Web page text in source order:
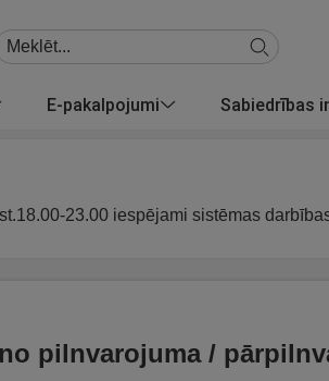
E-pakalpojumi Sabiedrības
23.00 iespējami sistēmas
pilnvarojuma /